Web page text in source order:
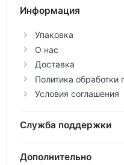
Информация
Упаковка
О нас
Доставка
Политика
Условия соглашения
Служба поддержки
Дополнительно